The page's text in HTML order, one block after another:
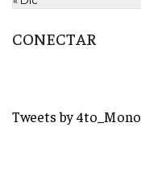
CONECTAR
Tweets by 4to_Mono